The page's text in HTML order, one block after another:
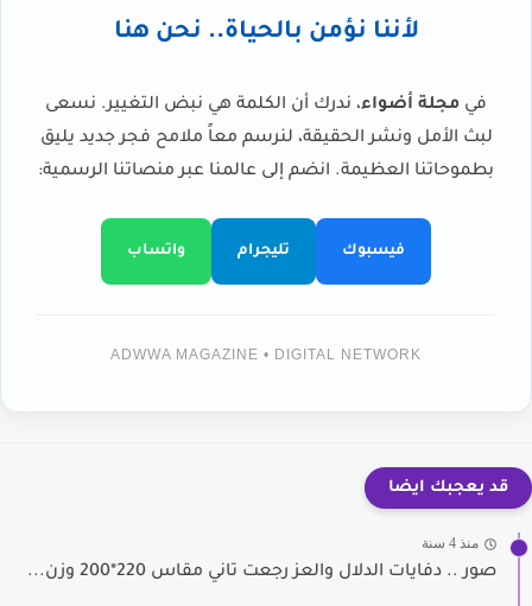
لأننا نؤمن بالحياة.. نحن هنا
في مجلة أضواء، ندرك أن الكلمة هي نبض التغيير. نسعى
لبث الأمل ونشر الحقيقة، لنرسم معاً ملامح فجر جديد يليق
بطموحاتنا العظيمة. انضم إلى عالمنا عبر منصاتنا الرسمية:
فيسبوك تليجرام واتساب
ADWWA MAGAZINE • DIGITAL NETWORK
قد يعجبك ايضا
منذ 4 سنة
صور .. دفايات الدلال والعز رجعت تاني مقاس 220*200 وزن...